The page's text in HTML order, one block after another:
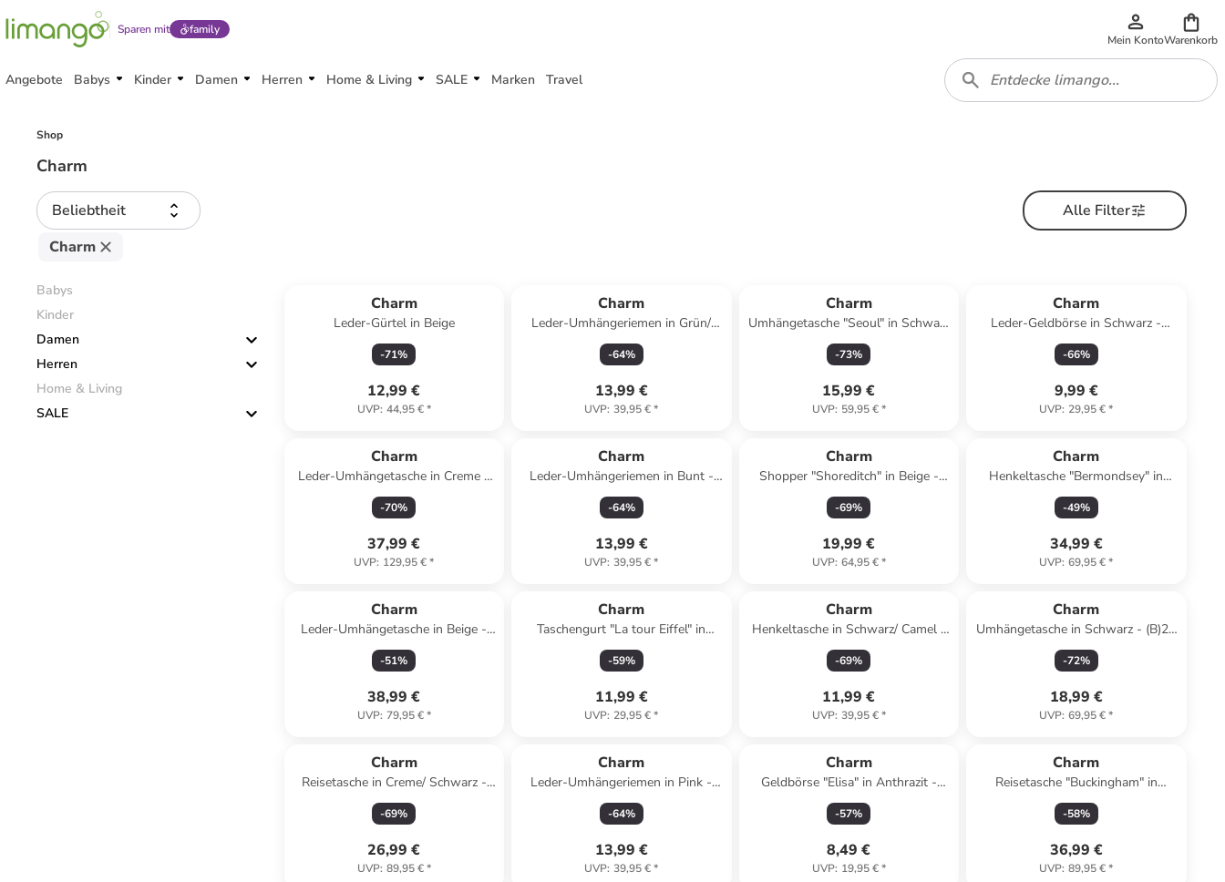
Sparen mit family
Mein KontoWarenkorb
Angebote Babys Kinder Damen Herren Home & Living SALE Marken Travel
Shop
Charm
Beliebtheit
Alle Filter
Charm
Babys
Kinder
Damen
Herren
Home & Living
SALE
Charm
Leder-Gürtel in Beige
-71%
12,99 €
UVP: 44,95 €*
Charm
Leder-Umhängeriemen in Grün/
Gelb/ Rosa - (L)135 x (B)2 cm
-64%
13,99 €
UVP: 39,95 €*
Charm
Umhängetasche "Seoul" in Schwarz
- (B)25 x (H)23,5 x (T)5 cm
-73%
15,99 €
UVP: 59,95 €*
Charm
Leder-Geldbörse in Schwarz -
(B)13,5 x (H)7,5 x (T)1 cm
-66%
9,99 €
UVP: 29,95 €*
Charm
Leder-Umhängetasche in Creme -
(B)22 x (H)16 x (T)6 cm
-70%
37,99 €
UVP: 129,95 €*
Charm
Leder-Umhängeriemen in Bunt -
(L)135 x (B)2 cm
-64%
13,99 €
UVP: 39,95 €*
Charm
Shopper "Shoreditch" in Beige -
(B)41,5 x (H)25 x (T)12,5 cm
-69%
19,99 €
UVP: 64,95 €*
Charm
Henkeltasche "Bermondsey" in
Hellbraun - (B)35 x (H)27,5 x (T)12
cm
-49%
34,99 €
UVP: 69,95 €*
Charm
Leder-Umhängetasche in Beige -
(B)21 x (H)16 x (T)6 cm
-51%
38,99 €
UVP: 79,95 €*
Charm
Taschengurt "La tour Eiffel" in
Schwarz - (L)140 cm
-59%
11,99 €
UVP: 29,95 €*
Charm
Henkeltasche in Schwarz/ Camel -
(B)20 x (H)13 x (T)9 cm
-69%
11,99 €
UVP: 39,95 €*
Charm
Umhängetasche in Schwarz - (B)21
x (H)16 x (T)6 cm
-72%
18,99 €
UVP: 69,95 €*
Charm
Reisetasche in Creme/ Schwarz -
(B)65 x (H)36 x (T)20 cm
-69%
26,99 €
UVP: 89,95 €*
Charm
Leder-Umhängeriemen in Pink -
(L)135 x (B)2 cm
-64%
13,99 €
UVP: 39,95 €*
Charm
Geldbörse "Elisa" in Anthrazit -
(L)11,5 x (H)7,5 x (T)1,5 cm
-57%
8,49 €
UVP: 19,95 €*
Charm
Reisetasche "Buckingham" in
Hellbraun - (B)65 x (H)36 x (T)20
cm
-58%
36,99 €
UVP: 89,95 €*